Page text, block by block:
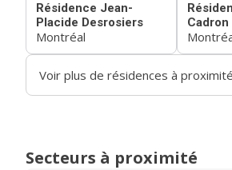
Résidence Jean-
Placide Desrosiers
Montréal
Cadron
Voir plus de résidences à proximité
Secteurs à proximité